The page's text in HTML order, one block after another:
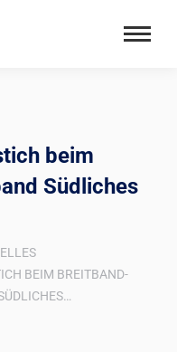
beim
Südliches
BEIM BREITBAND-